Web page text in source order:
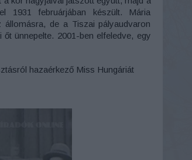
1931 februárjában készült. Mária
de a Tiszai pályaudvaron
ünnepelte. 2001-ben elfeledve, egy
hazaérkező Miss Hungáriát